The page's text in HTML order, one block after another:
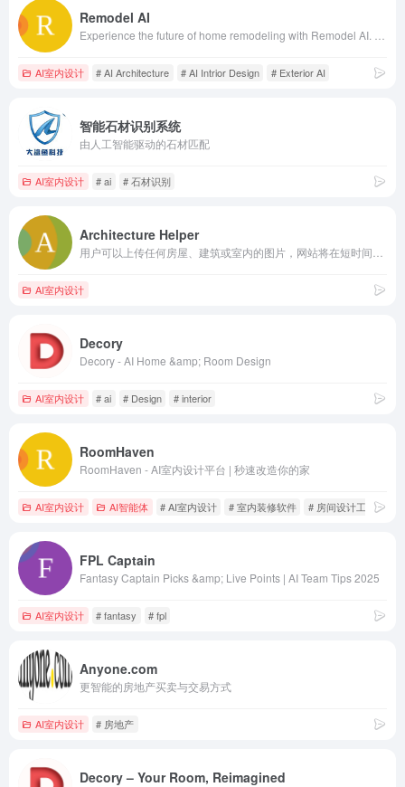
Remodel AI
AI室内设计 # AI Architecture # AI Intrior Design # Exterior AI
智能石材识别系统
由人工智能驱动的石材匹配
AI室内设计 # ai # 石材识别
Architecture Helper
AI室内设计
Decory
Decory - AI Home &amp; Room Design
AI室内设计 # ai # Design # interior
RoomHaven
RoomHaven - AI室内设计平台 | 秒速改造你的家
AI室内设计 AI智能体 # AI室内设计 # 室内装修软件 # 房间设计工具
FPL Captain
Fantasy Captain Picks &amp; Live Points | AI Team Tips 2025
AI室内设计 # fantasy # fpl
Anyone.com
更智能的房地产买卖与交易方式
AI室内设计 # 房地产
Decory – Your Room, Reimagined